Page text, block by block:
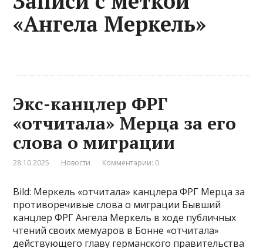
«Ангела Меркель»
Экс-канцлер ФРГ
«отчитала» Мерца за его
слова о миграции
28.10.2025 Новости Комментарии: 0
Bild: Меркель «отчитала» канцлера ФРГ Мерца за
противоречивые слова о миграции Бывший
канцлер ФРГ Ангела Меркель в ходе публичных
чтений своих мемуаров в Бонне «отчитала»
действующего главу германского правительства